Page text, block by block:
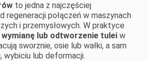
to jedna z najczęściej
regeneracji połączeń w maszynach
i przemysłowych. W praktyce
wymianę lub odtworzenie tulei w
sworznie, osie lub wałki, a sam
wybiciu lub deformacji.